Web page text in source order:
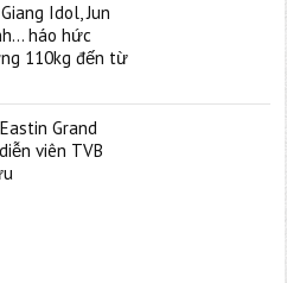
Idol, Jun
háo hức
110kg đến từ
Grand
viên TVB